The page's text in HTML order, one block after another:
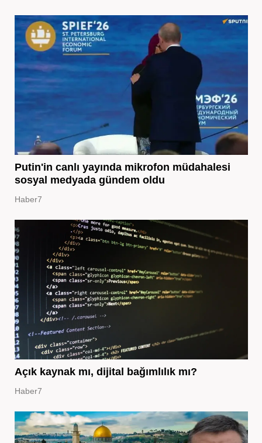
Putin'in canlı yayında mikrofon müdahalesi
sosyal medyada gündem oldu
Haber7
Açık kaynak mı, dijital bağımlılık mı?
Haber7